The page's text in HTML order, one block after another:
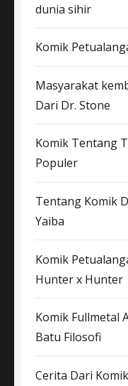
dunia sihir
Komik
Masyarakat
Dari Dr. Stone
Komik Tentang
Populer
Tentang Komik
Yaiba
Komik
Hunter x Hunter
Komik Fullmetal
Batu Filosofi
Cerita Dari